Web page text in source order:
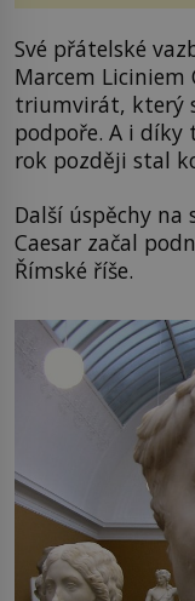
Své přátelské
Marcem Liciniem
triumvirát, který
podpoře. A i díky
rok později stal
Další úspěchy na
Caesar začal
Římské říše.